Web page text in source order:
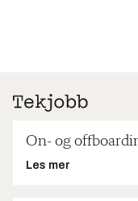
On- og
Les mer